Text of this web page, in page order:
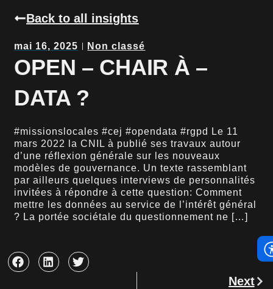
Back to all insights
mai 16, 2025 Non classé
OPEN – CHAIR À –
DATA ?
#missionslocales #cej #opendata #rgpd Le 11
mars 2022 la CNIL à publié ses travaux autour
d’une réflexion générale sur les nouveaux
modèles de gouvernance. Un texte rassemblant
par ailleurs quelques interviews de personnalités
invitées à répondre à cette question: Comment
mettre les données au service de l’intérêt général
? La portée sociétale du questionnement ne […]
Next